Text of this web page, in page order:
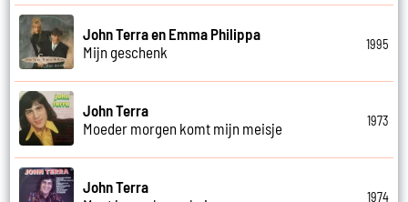
John Terra en Emma Philippa
Mijn geschenk
1995
John Terra
Moeder morgen komt mijn meisje
1973
John Terra
1974